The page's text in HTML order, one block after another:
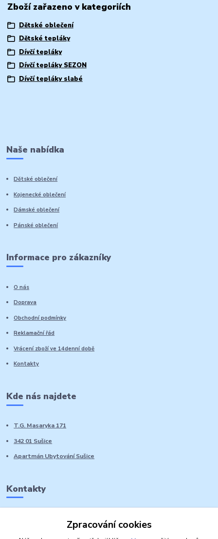
Zboží zařazeno v kategoriích
Dětské oblečení
Dětské tepláky
Dívčí tepláky
Dívčí tepláky SEZON
Dívčí tepláky slabé
Naše nabídka
Dětské oblečení
Kojenecké oblečení
Dámské oblečení
Pánské oblečení
Informace pro zákazníky
O nás
Doprava
Obchodní podmínky
Reklamační řád
Vrácení zboží ve 14denní době
Kontakty
Kde nás najdete
T.G. Masaryka 171
342 01 Sušice
Apartmán Ubytování Sušice
Kontakty
Zpracování cookies